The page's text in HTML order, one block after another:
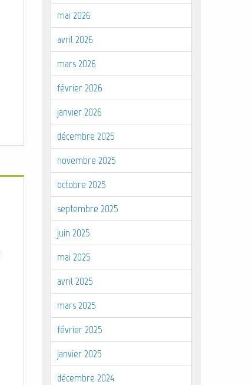
mai 2026
avril 2026
mars 2026
février 2026
janvier 2026
décembre 2025
novembre 2025
octobre 2025
septembre 2025
juin 2025
mai 2025
avril 2025
mars 2025
février 2025
janvier 2025
décembre 2024